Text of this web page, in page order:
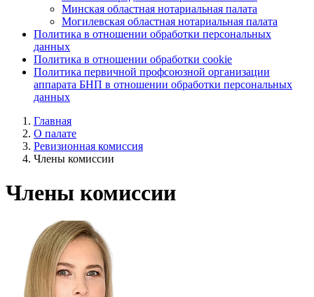
Минская областная нотариальная палата
Могилевская областная нотариальная палата
Политика в отношении обработки персональных
данных
Политика в отношении обработки cookie
Политика первичной профсоюзной организации
аппарата БНП в отношении обработки персональных
данных
Главная
О палате
Ревизионная комиссия
Члены комиссии
Члены комиссии